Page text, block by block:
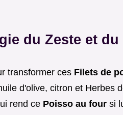
du Zeste et du
transformer ces Filets de
d'olive, citron et Herbes
rend ce Poisso au four si